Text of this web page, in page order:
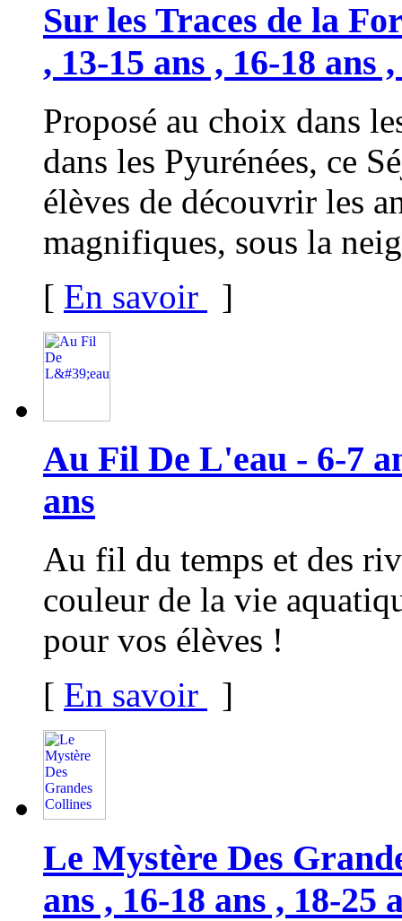
Sur les Traces de la
, 13-15 ans , 16-18 ans
Proposé au choix dans
dans les Pyurénées, ce
élèves de découvrir les
magnifiques, sous la
[ En savoir ]
Au Fil De L'eau - 6-7
ans
Au fil du temps et des
couleur de la vie
pour vos élèves !
[ En savoir ]
Le Mystère Des
ans , 16-18 ans , 18-25